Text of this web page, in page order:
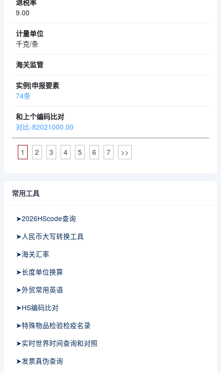
9.00
千克/条
74条
对比-82021000.00
1 2 3 4 5 6 7 >>
常用工具
➤2026HScode查询
➤人民币大写转换工具
➤海关汇率
➤长度单位换算
➤外贸常用英语
➤HS编码比对
➤特殊物品检验检疫名录
➤实时世界时间查询和对照
➤发票真伪查询